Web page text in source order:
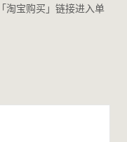
淘宝购买」链接进入单